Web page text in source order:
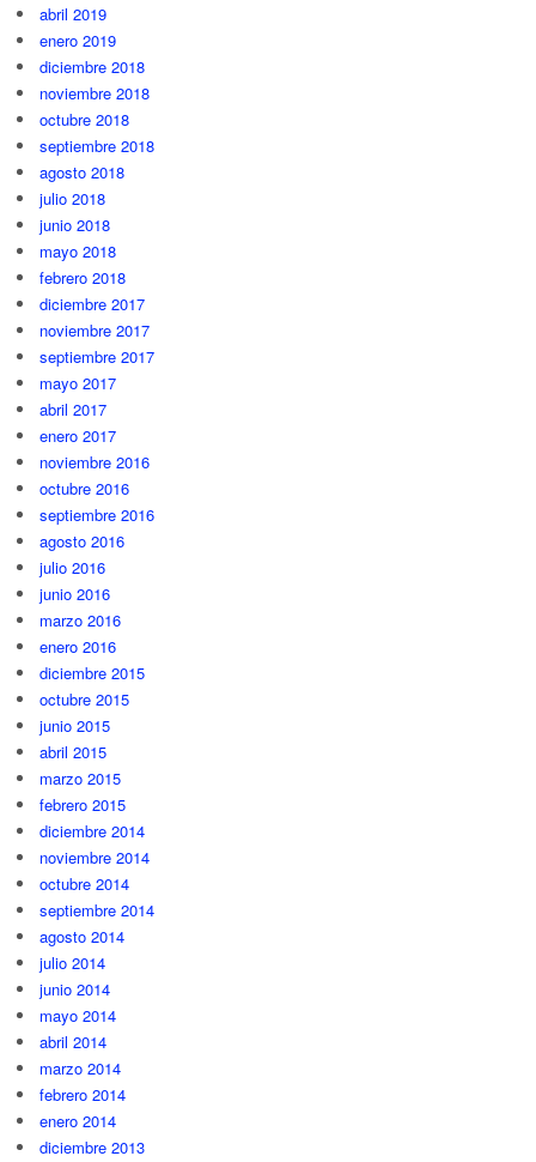
abril 2019
enero 2019
diciembre 2018
noviembre 2018
octubre 2018
septiembre 2018
agosto 2018
julio 2018
junio 2018
mayo 2018
febrero 2018
diciembre 2017
noviembre 2017
septiembre 2017
mayo 2017
abril 2017
enero 2017
noviembre 2016
octubre 2016
septiembre 2016
agosto 2016
julio 2016
junio 2016
marzo 2016
enero 2016
diciembre 2015
octubre 2015
junio 2015
abril 2015
marzo 2015
febrero 2015
diciembre 2014
noviembre 2014
octubre 2014
septiembre 2014
agosto 2014
julio 2014
junio 2014
mayo 2014
abril 2014
marzo 2014
febrero 2014
enero 2014
diciembre 2013